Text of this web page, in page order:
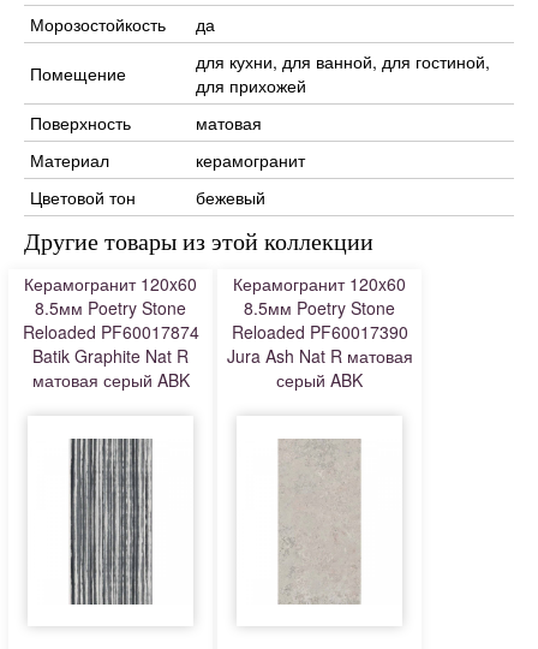
Морозостойкость
да
Помещение
для кухни, для ванной, для гостиной,
для прихожей
Поверхность
матовая
Материал
керамогранит
Цветовой тон
бежевый
Другие товары из этой коллекции
Керамогранит 120x60
8.5мм Poetry Stone
Reloaded PF60017874
Batik Graphite Nat R
матовая серый ABK
Керамогранит 120x60
8.5мм Poetry Stone
Reloaded PF60017390
Jura Ash Nat R матовая
серый ABK